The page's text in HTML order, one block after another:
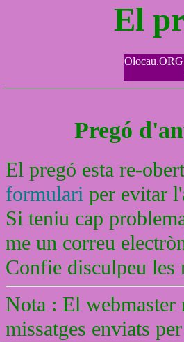
El
Pregó
El pregó esta re-
formulariper evitar
Si teniu cap
me un correu
Confie disculpeu les
Nota : El webmaster
missatges enviats